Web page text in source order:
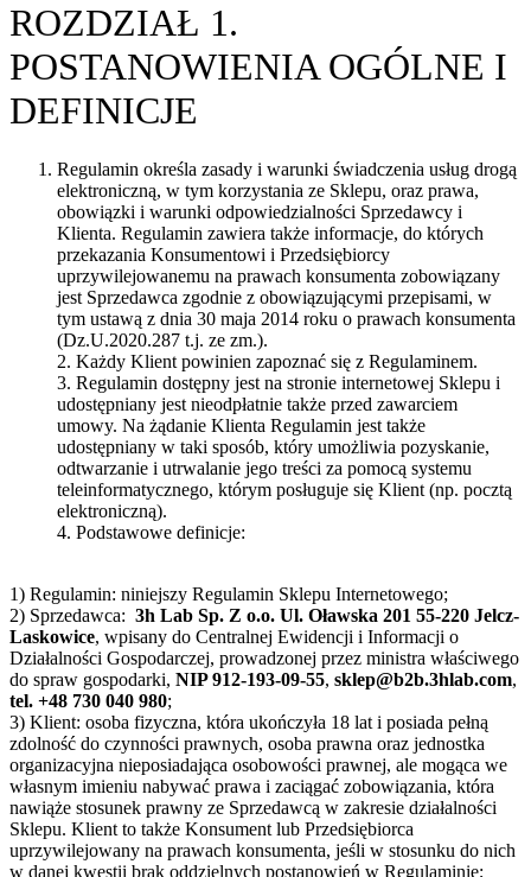
ROZDZIAŁ 1.
POSTANOWIENIA OGÓLNE I
DEFINICJE
Regulamin określa zasady i warunki świadczenia usług drogą
elektroniczną, w tym korzystania ze Sklepu, oraz prawa,
obowiązki i warunki odpowiedzialności Sprzedawcy i
Klienta. Regulamin zawiera także informacje, do których
przekazania Konsumentowi i Przedsiębiorcy
uprzywilejowanemu na prawach konsumenta zobowiązany
jest Sprzedawca zgodnie z obowiązującymi przepisami, w
tym ustawą z dnia 30 maja 2014 roku o prawach konsumenta
(Dz.U.2020.287 t.j. ze zm.).
2. Każdy Klient powinien zapoznać się z Regulaminem.
3. Regulamin dostępny jest na stronie internetowej Sklepu i
udostępniany jest nieodpłatnie także przed zawarciem
umowy. Na żądanie Klienta Regulamin jest także
udostępniany w taki sposób, który umożliwia pozyskanie,
odtwarzanie i utrwalanie jego treści za pomocą systemu
teleinformatycznego, którym posługuje się Klient (np. pocztą
elektroniczną).
4. Podstawowe definicje:
1) Regulamin: niniejszy Regulamin Sklepu Internetowego;
2) Sprzedawca: 3h Lab Sp. Z o.o. Ul. Oławska 201 55-220 Jelcz-
Laskowice, wpisany do Centralnej Ewidencji i Informacji o
Działalności Gospodarczej, prowadzonej przez ministra właściwego
do spraw gospodarki, NIP 912-193-09-55, sklep@b2b.3hlab.com,
tel. +48 730 040 980;
3) Klient: osoba fizyczna, która ukończyła 18 lat i posiada pełną
zdolność do czynności prawnych, osoba prawna oraz jednostka
organizacyjna nieposiadająca osobowości prawnej, ale mogąca we
własnym imieniu nabywać prawa i zaciągać zobowiązania, która
nawiąże stosunek prawny ze Sprzedawcą w zakresie działalności
Sklepu. Klient to także Konsument lub Przedsiębiorca
uprzywilejowany na prawach konsumenta, jeśli w stosunku do nich
w danej kwestii brak oddzielnych postanowień w Regulaminie;